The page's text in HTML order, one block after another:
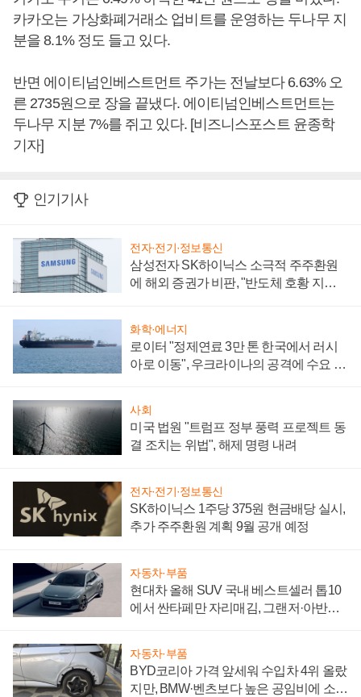
카카오는 가상화폐거래소 업비트를 운영하는 두나무 지
분을 8.1% 정도 들고 있다.
반면 에이티넘인베스트먼트 주가는 전날보다 6.63% 오
른 2735원으로 장을 끝냈다. 에이티넘인베스트먼트는
두나무 지분 7%를 쥐고 있다. [비즈니스포스트 윤종학
기자]
인기기사
전자·전기·정보통신
삼성전자 SK하이닉스 소극적 주주환원
에 해외 증권가 비판, "반도체 호황 지속
화학·에너지
로이터 "정제연료 3만 톤 한국에서 러시
아로 이동", 우크라이나의 공격에 수요 늘
사회
미국 법원 "트럼프 정부 풍력 프로젝트 동
결 조치는 위법", 해제 명령 내려
전자·전기·정보통신
SK하이닉스 1주당 375원 현금배당 실시,
추가 주주환원 계획 9월 공개 예정
자동차·부품
현대차 올해 SUV 국내 베스트셀러 톱10
에서 싼타페만 자리매김, 그랜저·아반떼
자동차·부품
BYD코리아 가격 앞세워 수입차 4위 올랐
지만, BMW·벤츠보다 높은 공임비에 소비